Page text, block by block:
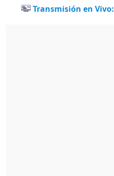
Transmisión en Vivo: